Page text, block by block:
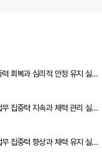
테라피스트 업무 집중력 회복과 심리적 안정 유지 실무 전략
테라피스트를 위한 업무 집중력 지속과 체력 관리 실무 노하우
테라피스트를 위한 업무 집중력 향상과 체력 유지 실무 가이드